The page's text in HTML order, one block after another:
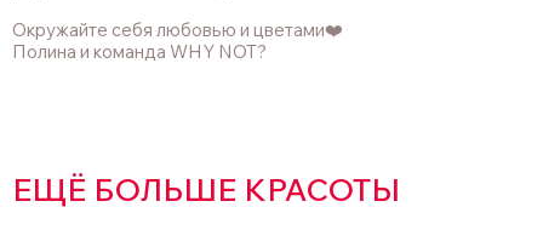
Окружайте себя любовью и цветами❤️
Полина и команда WHY NOT?
ЕЩЁ БОЛЬШЕ КРАСОТЫ